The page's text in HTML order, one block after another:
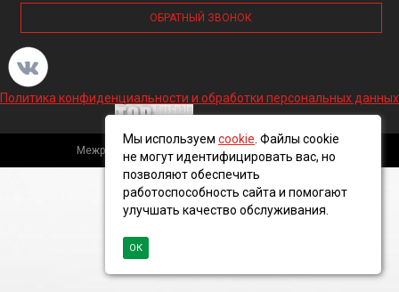
ОБРАТНЫЙ ЗВОНОК
Политика конфиденциальности и обработки персональных данных
Межрегиональная кабельная компания, 2016 ©
Мы используем cookie . Файлы cookie
не могут идентифицировать вас, но
позволяют обеспечить
работоспособность сайта и помогают
улучшать качество обслуживания.
ОК